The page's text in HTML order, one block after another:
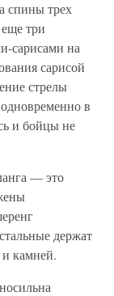
спины трех
три
сарисами на
сарисой
стрелы
в
и бойцы не
— это
держат
камней.